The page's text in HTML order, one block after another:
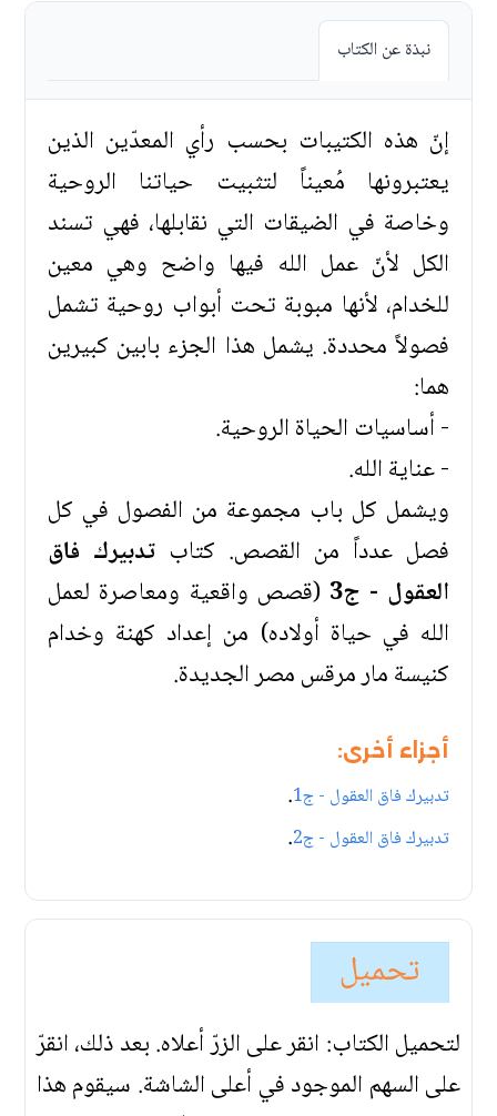
نبذة عن الكتاب
إنّ هذه الكتيبات بحسب رأي المعدّين الذين
يعتبرونها مُعيناً لتثبيت حياتنا الروحية
وخاصة في الضيقات التي نقابلها، فهي تسند
الكل لأنّ عمل الله فيها واضح وهي معين
للخدام، لأنها مبوبة تحت أبواب روحية تشمل
فصولاً محددة. يشمل هذا الجزء بابين كبيرين
هما:
- أساسيات الحياة الروحية.
- عناية الله.
ويشمل كل باب مجموعة من الفصول في كل
فصل عدداً من القصص. كتاب تدبيرك فاق
العقول - ج3 (قصص واقعية ومعاصرة لعمل
الله في حياة أولاده) من إعداد كهنة وخدام
كنيسة مار مرقس مصر الجديدة.
أجزاء أخرى:
تدبيرك فاق العقول - ج1 .
تدبيرك فاق العقول - ج2 .
تحميل
لتحميل الكتاب: انقر على الزرّ أعلاه. بعد ذلك، انقرّ
على السهم الموجود في أعلى الشاشة. سيقوم هذا